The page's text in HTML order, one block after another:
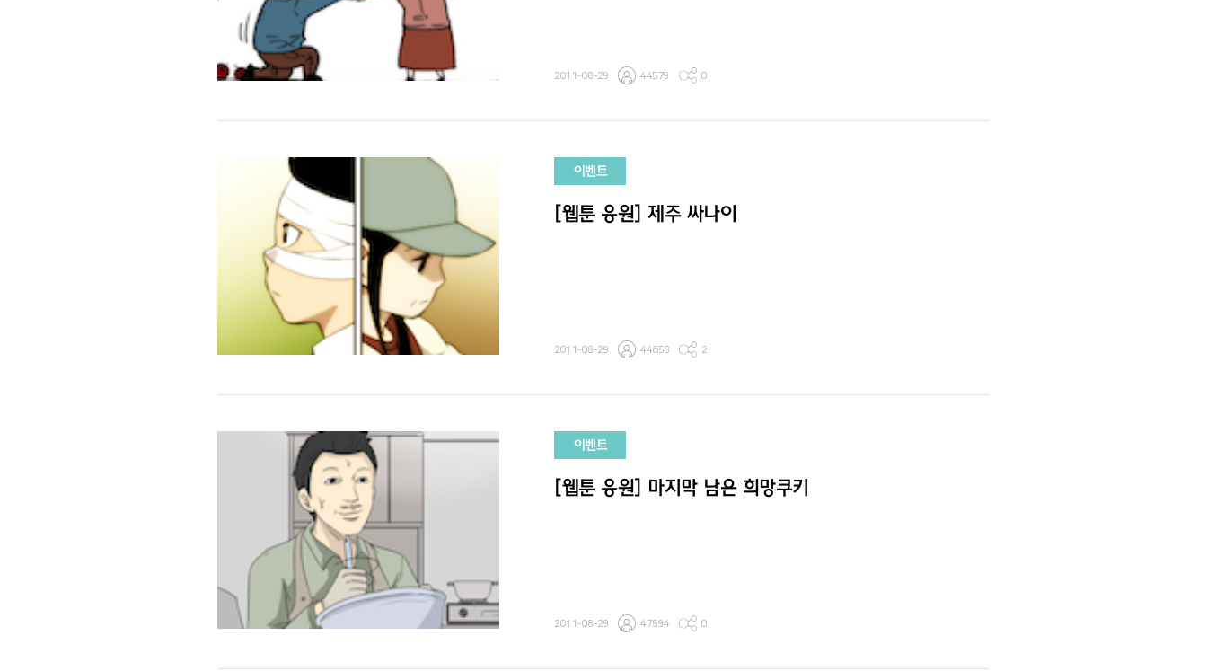
2011-08-29 44579 0
이벤트
[웹툰 응원] 제주 싸나이
2011-08-29 44658 2
이벤트
[웹툰 응원] 마지막 남은 희망쿠키
2011-08-29 47594 0